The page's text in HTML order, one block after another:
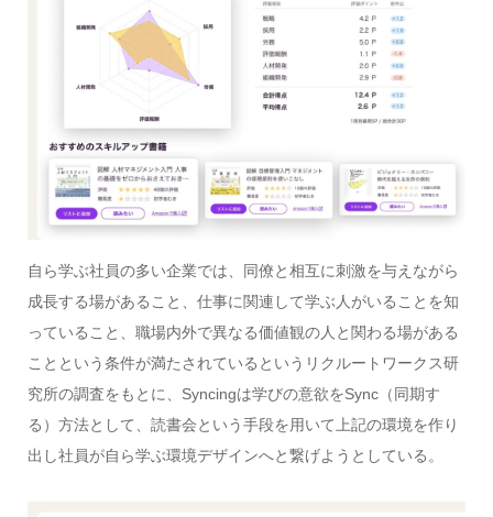
自ら学ぶ社員の多い企業では、同僚と相互に刺激を与えながら
成長する場があること、仕事に関連して学ぶ人がいることを知
っていること、職場内外で異なる価値観の人と関わる場がある
ことという条件が満たされているというリクルートワークス研
究所の調査をもとに、Syncingは学びの意欲をSync（同期す
る）方法として、読書会という手段を用いて上記の環境を作り
出し社員が自ら学ぶ環境デザインへと繋げようとしている。